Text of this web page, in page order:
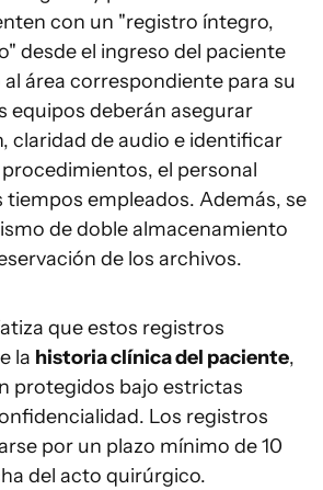
con un "registro íntegro,
desde el ingreso del paciente
área correspondiente para su
equipos deberán asegurar
claridad de audio e identificar
el personal
tiempos empleados. Además, se
de doble almacenamiento
de los archivos.
que estos registros
la historia clínica del paciente,
protegidos bajo estrictas
Los registros
por un plazo mínimo de 10
del acto quirúrgico.